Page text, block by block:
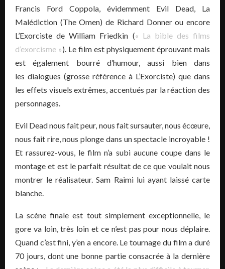
Francis Ford Coppola, évidemment Evil Dead, La
Malédiction (The Omen) de Richard Donner ou encore
L’Exorciste de William Friedkin (« La bible des films
d’exorcisme »). Le film est physiquement éprouvant mais
est également bourré d’humour, aussi bien dans
les dialogues (grosse référence à L’Exorciste) que dans
les effets visuels extrêmes, accentués par la réaction des
personnages.
Evil Dead nous fait peur, nous fait sursauter, nous écœure,
nous fait rire, nous plonge dans un spectacle incroyable !
Et rassurez-vous, le film n’a subi aucune coupe dans le
montage et est le parfait résultat de ce que voulait nous
montrer le réalisateur. Sam Raimi lui ayant laissé carte
blanche.
La scène finale est tout simplement exceptionnelle, le
gore va loin, très loin et ce n’est pas pour nous déplaire.
Quand c’est fini, y’en a encore. Le tournage du film a duré
70 jours, dont une bonne partie consacrée à la dernière